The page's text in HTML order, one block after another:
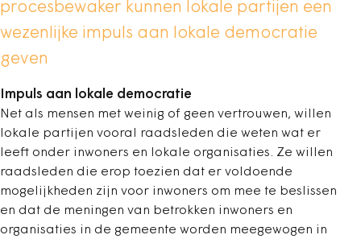
procesbewaker kunnen lokale partijen een
wezenlijke impuls aan lokale democratie
geven
Impuls aan lokale democratie
Net als mensen met weinig of geen vertrouwen, willen
lokale partijen vooral raadsleden die weten wat er
leeft onder inwoners en lokale organisaties. Ze willen
raadsleden die erop toezien dat er voldoende
mogelijkheden zijn voor inwoners om mee te beslissen
en dat de meningen van betrokken inwoners en
organisaties in de gemeente worden meegewogen in